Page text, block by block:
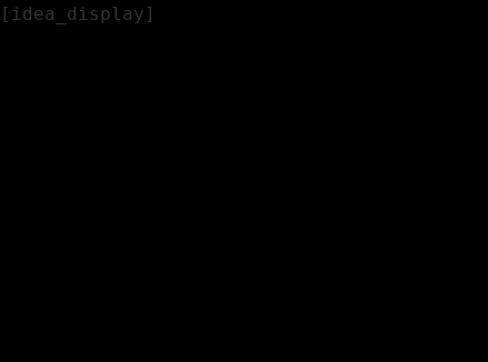
[idea_display]